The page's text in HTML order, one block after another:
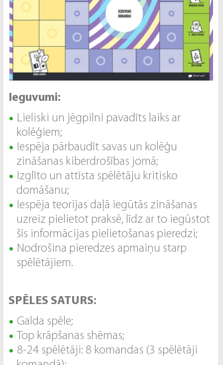
Ieguvumi:
Lieliski un jēgpilni pavadīts laiks ar
kolēģiem;
Iespēja pārbaudīt savas un kolēģu
zināšanas kiberdrošības jomā;
Izglīto un attīsta spēlētāju kritisko
domāšanu;
Iespēja teorijas daļā iegūtās zināšanas
uzreiz pielietot praksē, līdz ar to iegūstot
šīs informācijas pielietošanas pieredzi;
Nodrošina pieredzes apmaiņu starp
spēlētājiem.
SPĒLES SATURS:
Galda spēle;
Top krāpšanas shēmas;
8-24 spēlētāji: 8 komandas (3 spēlētāji